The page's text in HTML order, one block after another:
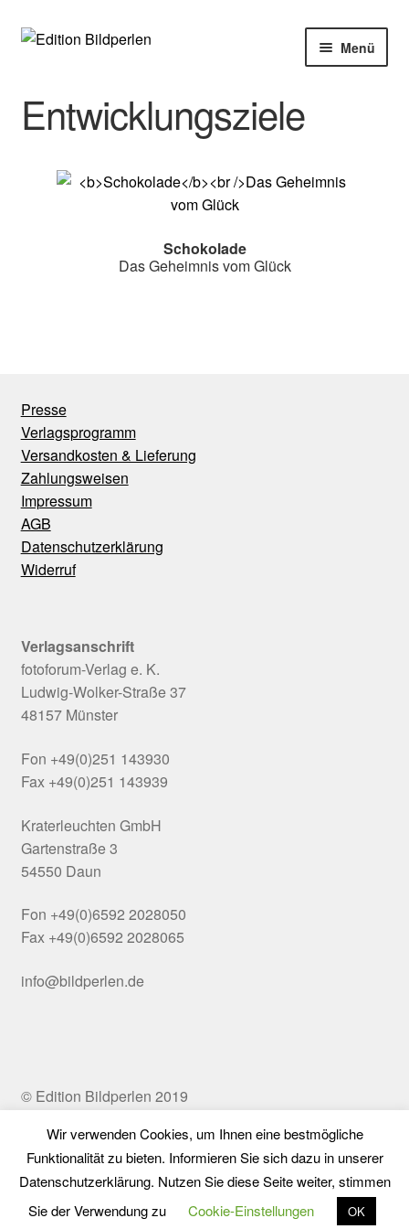
Zur
Zum
Menü
Autoren
Entwicklungsziele
Schokolade
Das Geheimnis vom Glück
Presse
Verlagsprogramm
Versandkosten & Lieferung
Zahlungsweisen
Impressum
AGB
Datenschutzerklärung
Widerruf
Verlagsanschrift
fotoforum-Verlag e. K.
Ludwig-Wolker-Straße 37
48157 Münster
Fon +49(0)251 143930
Fax +49(0)251 143939
Kraterleuchten GmbH
Gartenstraße 3
54550 Daun
Fon +49(0)6592 2028050
Fax +49(0)6592 2028065
info@bildperlen.de
© Edition Bildperlen 2019
Vertrag widerrufen
Suchen
Suchen
0
Wir verwenden Cookies, um Ihnen eine bestmögliche
Funktionalität zu bieten. Informieren Sie sich dazu in unserer
Datenschutzerklärung. Nutzen Sie diese Seite weiter, stimmen
Sie der Verwendung zu
Cookie-Einstellungen OK